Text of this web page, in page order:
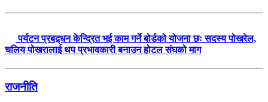
पर्यटन प्रबद्र्धन केन्द्रित भई काम गर्ने बोर्डको योजना छः सदस्य पोखरेल,
चलिय पोखरालाई थप प्रभावकारी बनाउन होटल संघको माग
राजनीति